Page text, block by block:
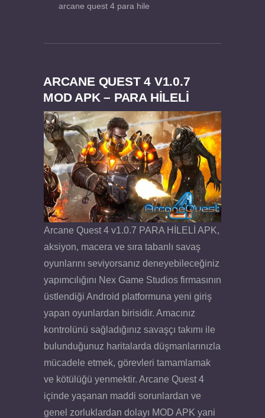
arcane quest 4 para hile
ARCANE QUEST 4 V1.0.7
MOD APK – PARA HİLELİ
Arcane Quest 4 v1.0.7 PARA HİLELİ APK,
aksiyon, macera ve sıra tabanlı savaş
oyunlarını seviyorsanız deneyebileceğiniz
yapımcılığını Nex Game Studios firmasının
üstlendiği Android platformuna yeni giriş
yapan oyunlardan birisidir. Amacınız
kontrolünü sağladığınız savaşçı takımı ile
bulunduğunuz haritalarda düşmanlarınızla
mücadele etmek, görevleri tamamlamak
ve kötülüğü yenmektir. Arcane Quest 4
içinde yaşanan maddi sorunlardan ve
genel zorluklardan dolayı MOD APK yani